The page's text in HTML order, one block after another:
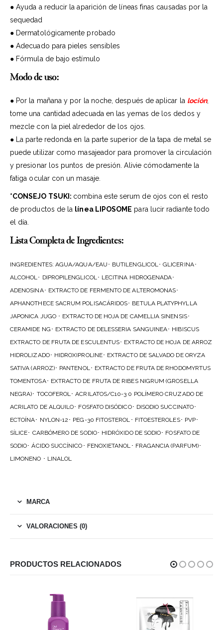
● Ayuda a reducir la aparición de líneas finas causadas por la
sequedad
● Dermatológicamente probado
● Adecuado para pieles sensibles
● Fórmula de bajo estímulo
Modo de uso:
● Por la mañana y por la noche, después de aplicar la loción,
tome una cantidad adecuada en las yemas de los dedos y
mezcle con la piel alrededor de los ojos.
● La parte redonda en la parte superior de la tapa de metal se
puede utilizar como masajeador para promover la circulación
y presionar los puntos de presión. Alivie cómodamente la
fatiga ocular con un masaje.
*CONSEJO TSUKI: combina este serum de ojos con el resto
de productos de la línea LIPOSOME para lucir radiante todo
el día.
Lista Completa de Ingredientes:
INGREDIENTES: AGUA/AQUA/EAU･ BUTILENGLICOL･ GLICERINA･
ALCOHOL･ DIPROPILENGLICOL･ LECITINA HIDROGENADA･
ADENOSINA･ EXTRACTO DE FERMENTO DE ALTEROMONAS･
APHANOTHECE SACRUM POLISACÁRIDOS･ BETULA PLATYPHYLLA
JAPONICA JUGO ･ EXTRACTO DE HOJA DE CAMELLIA SINENSIS･
CERAMIDE NG･ EXTRACTO DE DELESSERIA SANGUINEA･ HIBISCUS
EXTRACTO DE FRUTA DE ESCULENTUS･ EXTRACTO DE HOJA DE ARROZ
HIDROLIZADO･ HIDROXIPROLINE･ EXTRACTO DE SALVADO DE ORYZA
SATIVA (ARROZ)･ PANTENOL･ EXTRACTO DE FRUTA DE RHODOMYRTUS
TOMENTOSA･ EXTRACTO DE FRUTA DE RIBES NIGRUM (GROSELLA
NEGRA)･ TOCOFEROL･ ACRILATOS/C10-3 0 POLÍMERO CRUZADO DE
ACRILATO DE ALQUILO･ FOSFATO DISÓDICO･ DISODIO SUCCINATO･
ECTOÍNA･ NYLON-12･ PEG-30 FITOSTEROL･ FITOESTEROLES･ PVP･
SÍLICE･ CARBÓMERO DE SODIO･ HIDRÓXIDO DE SODIO･ FOSFATO DE
SODIO･ ÁCIDO SUCCÍNICO･ FENOXIETANOL･ FRAGANCIA (PARFUM)･
LIMONENO ･ LINALOL
MARCA
VALORACIONES (0)
PRODUCTOS RELACIONADOS